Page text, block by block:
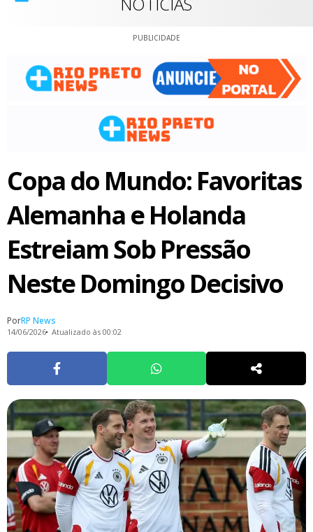
PUBLICIDADE
Copa do Mundo: Favoritas
Alemanha e Holanda
Estreiam Sob Pressão
Neste Domingo Decisivo
PorRP News
14/06/2026 Atualizado às 00:02